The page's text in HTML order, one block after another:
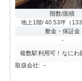
階数/面積
地上1階/ 40.53坪（
敷金・保証金
-
複数駅利用可！なにわ
取扱会社: －